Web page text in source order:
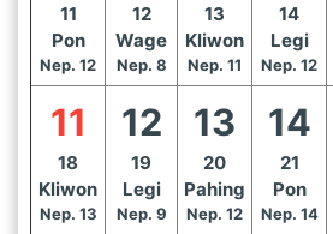
11
Pon
Nep. 12
12
Wage
Nep. 8
13
Kliwon
Nep. 11
14
Legi
Nep. 12
11
18
Kliwon
Nep. 13
12
19
Legi
Nep. 9
13
20
Pahing
Nep. 12
14
21
Pon
Nep. 14